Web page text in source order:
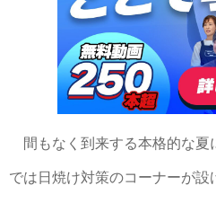
間もなく到来する本格的な夏
では日焼け対策のコーナーが設